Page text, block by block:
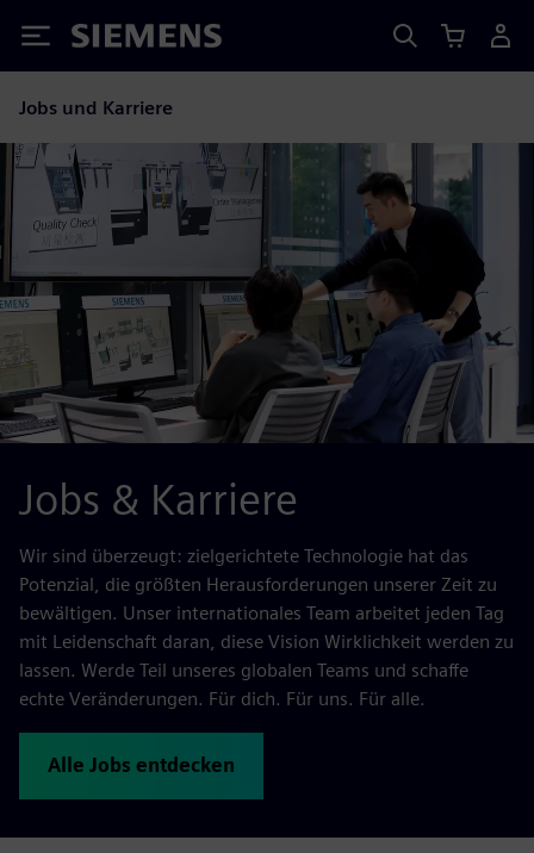
Siemens
Jobs und Karriere
Jobs & Karriere
Wir sind überzeugt: zielgerichtete Technologie hat das
Potenzial, die größten Herausforderungen unserer Zeit zu
bewältigen. Unser internationales Team arbeitet jeden Tag
mit Leidenschaft daran, diese Vision Wirklichkeit werden zu
lassen. Werde Teil unseres globalen Teams und schaffe
echte Veränderungen. Für dich. Für uns. Für alle.
Alle Jobs entdecken